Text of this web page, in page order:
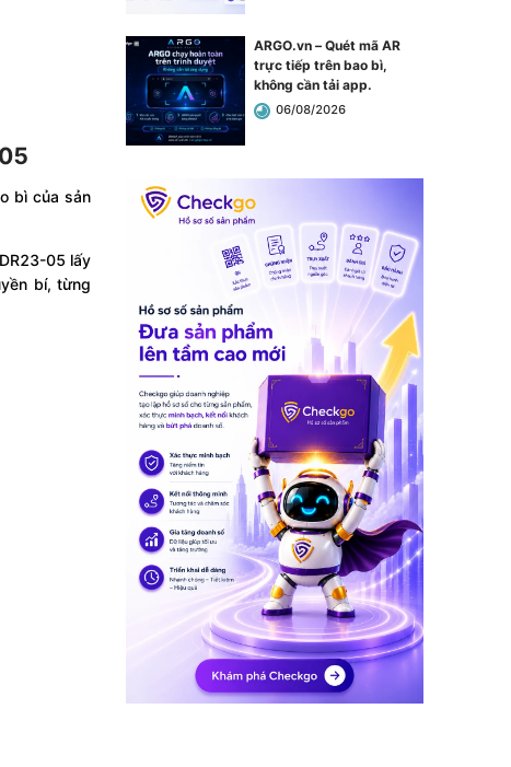
bì của sản
05 lấy
bí, từng
ARGO.vn – Quét mã AR
trực tiếp trên bao bì,
không cần tải app.
06/08/2026